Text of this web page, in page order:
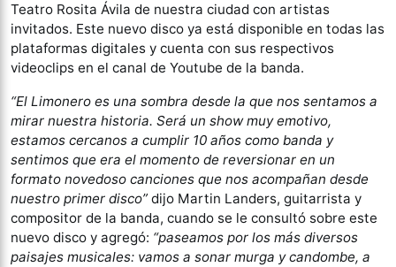
Teatro Rosita Ávila de nuestra ciudad con artistas
invitados. Este nuevo disco ya está disponible en todas las
plataformas digitales y cuenta con sus respectivos
videoclips en el canal de Youtube de la banda.
“El Limonero es una sombra desde la que nos sentamos a
mirar nuestra historia. Será un show muy emotivo,
estamos cercanos a cumplir 10 años como banda y
sentimos que era el momento de reversionar en un
formato novedoso canciones que nos acompañan desde
nuestro primer disco” dijo Martin Landers, guitarrista y
compositor de la banda, cuando se le consultó sobre este
nuevo disco y agregó: “paseamos por los más diversos
paisajes musicales: vamos a sonar murga y candombe, a